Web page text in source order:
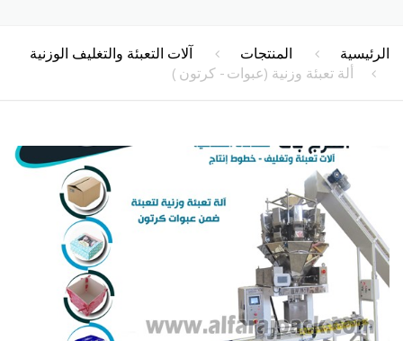
الرئيسية المنتجات
آلات التعبئة والتغليف الوزنية
ألة تعبئة وزنية (عبوات - كرتون )